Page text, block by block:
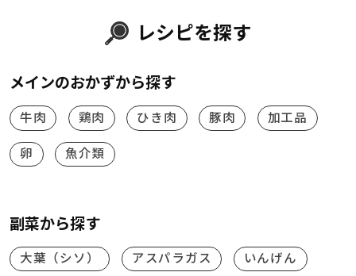
レシピを探す
メインのおかずから探す
牛肉 鶏肉 ひき肉 豚肉 加工品
卵 魚介類
副菜から探す
大葉（シソ） アスパラガス いんげん